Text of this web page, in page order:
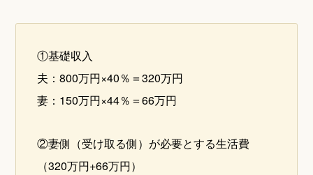
①基礎収入
夫：800万円×40％＝320万円
妻：150万円×44％＝66万円
②妻側（受け取る側）が必要とする生活費
（320万円+66万円）